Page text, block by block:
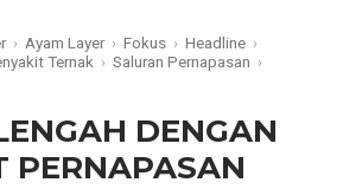
› Ayam Layer › Fokus › Headline ›
Ternak › Saluran Pernapasan ›
DENGAN
PERNAPASAN